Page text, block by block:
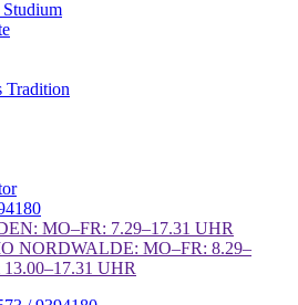
Tradition
MO–FR: 7.29–17.31 UHR
NORDWALDE: MO–FR: 8.29–
UHR